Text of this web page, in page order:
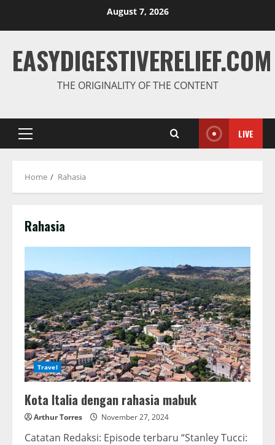
August 7, 2026
EASYDIGESTIVERELIEF.COM
THE ORIGINALITY OF THE CONTENT
LIVE
Home Rahasia
Rahasia
Travel
Kota Italia dengan rahasia mabuk
Arthur Torres November 27, 2024
Catatan Redaksi: Episode terbaru “Stanley Tucci: